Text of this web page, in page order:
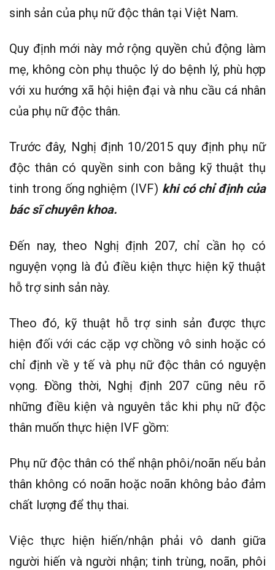
sinh sản của phụ nữ độc thân tại Việt Nam.
Quy định mới này mở rộng quyền chủ động làm
mẹ, không còn phụ thuộc lý do bệnh lý, phù hợp
với xu hướng xã hội hiện đại và nhu cầu cá nhân
của phụ nữ độc thân.
Trước đây, Nghị định 10/2015 quy định phụ nữ
độc thân có quyền sinh con bằng kỹ thuật thụ
tinh trong ống nghiệm (IVF) khi có chỉ định của
bác sĩ chuyên khoa.
Đến nay, theo Nghị định 207, chỉ cần họ có
nguyện vọng là đủ điều kiện thực hiện kỹ thuật
hỗ trợ sinh sản này.
Theo đó, kỹ thuật hỗ trợ sinh sản được thực
hiện đối với các cặp vợ chồng vô sinh hoặc có
chỉ định về y tế và phụ nữ độc thân có nguyện
vọng. Đồng thời, Nghị định 207 cũng nêu rõ
những điều kiện và nguyên tắc khi phụ nữ độc
thân muốn thực hiện IVF gồm:
Phụ nữ độc thân có thể nhận phôi/noãn nếu bản
thân không có noãn hoặc noãn không bảo đảm
chất lượng để thụ thai.
Việc thực hiện hiến/nhận phải vô danh giữa
người hiến và người nhận; tinh trùng, noãn, phôi